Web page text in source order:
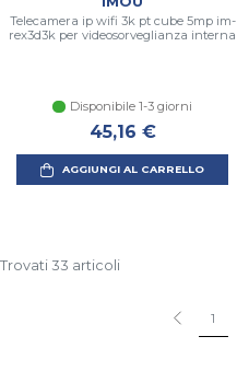
Telecamera ip wifi 3k pt cube 5mp im-
rex3d3k per videosorveglianza interna
Disponibile 1-3 giorni
45,16 €
AGGIUNGI AL CARRELLO
Trovati 33 articoli
1